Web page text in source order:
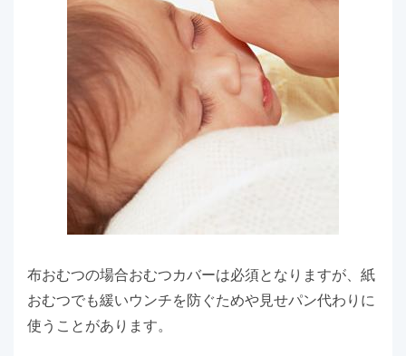
布おむつの場合おむつカバーは必須となりますが、紙
おむつでも緩いウンチを防ぐためや見せパン代わりに
使うことがあります。